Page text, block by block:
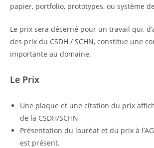
papier, portfolio, prototypes, ou système
Le prix sera décerné pour un travail qui,
des prix du CSDH / SCHN, constitue une
importante au domaine.
Le Prix
Une plaque et une citation du prix
de la CSDH/SCHN
Présentation du lauréat et du prix à
est présent.